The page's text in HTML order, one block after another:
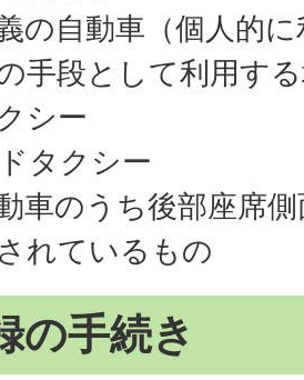
の自動車（個人的
手段として利用す
シー
タクシー
車のうち後部座席
れているもの
の手続き